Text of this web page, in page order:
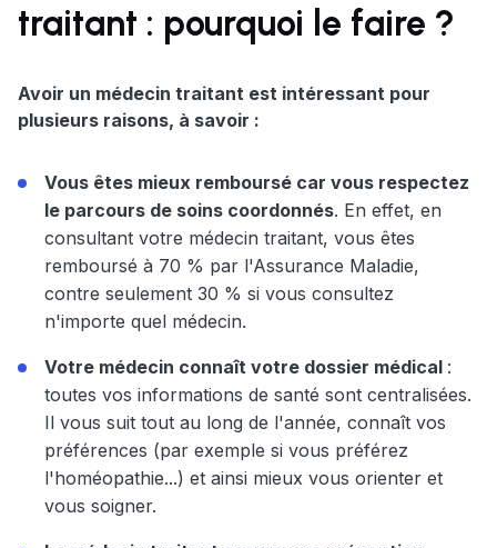
traitant : pourquoi le faire ?
Avoir un médecin traitant est intéressant pour
plusieurs raisons, à savoir :
Vous êtes mieux remboursé car vous respectez
le parcours de soins coordonnés. En effet, en
consultant votre médecin traitant, vous êtes
remboursé à 70 % par l'Assurance Maladie,
contre seulement 30 % si vous consultez
n'importe quel médecin.
Votre médecin connaît votre dossier médical :
toutes vos informations de santé sont centralisées.
Il vous suit tout au long de l'année, connaît vos
préférences (par exemple si vous préférez
l'homéopathie...) et ainsi mieux vous orienter et
vous soigner.